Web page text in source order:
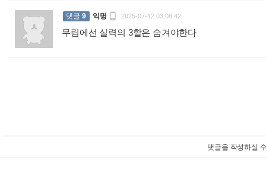
댓글 9 익명  2025-07-12 03:08:42
무림에선 실력의 3할은 숨겨야한다
댓글을 작성하실